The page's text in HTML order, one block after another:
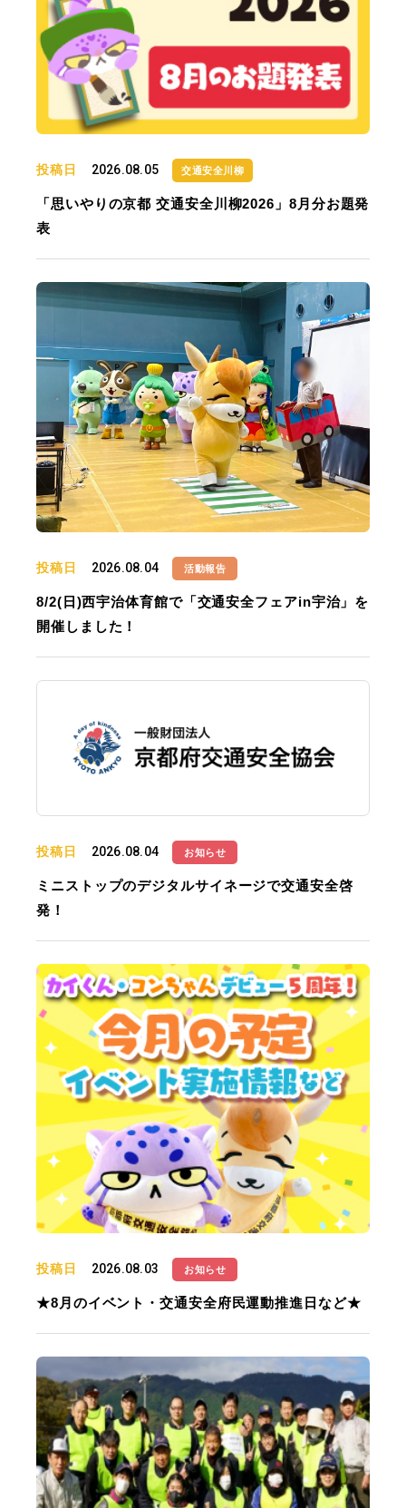
投稿日 2026.08.05 交通安全川柳
「思いやりの京都 交通安全川柳2026」8月分お題発
表
投稿日 2026.08.04 活動報告
8/2(日)西宇治体育館で「交通安全フェアin宇治」を
開催しました！
投稿日 2026.08.04 お知らせ
ミニストップのデジタルサイネージで交通安全啓
発！
投稿日 2026.08.03 お知らせ
★8月のイベント・交通安全府民運動推進日など★